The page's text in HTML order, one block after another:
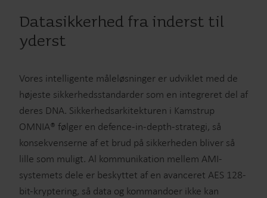
Datasikkerhed fra inderst til
yderst
Vores intelligente måleløsninger er udviklet med de
højeste sikkerhedsstandarder som en integreret del af
deres DNA. Sikkerhedsarkitekturen i Kamstrup
OMNIA® følger en defence-in-depth-strategi, så
konsekvenserne af et brud på sikkerheden bliver så
lille som muligt. Al kommunikation mellem AMI-
systemets dele er beskyttet af en avanceret AES 128-
bit-kryptering, så data og kommandoer ikke kan